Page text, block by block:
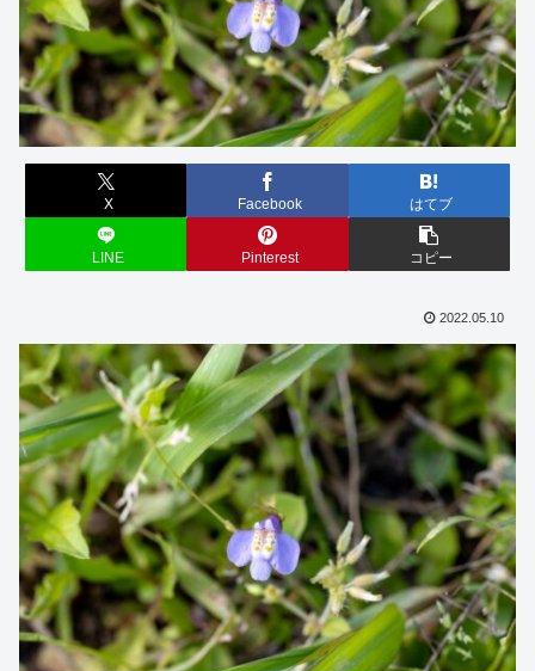
X Facebook はてブ
LINE Pinterest コピー
2022.05.10